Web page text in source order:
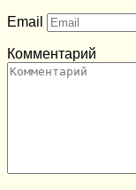
Email
Комментарий